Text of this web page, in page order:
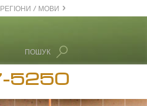
ПОШУК
РЕГІОНИ / МОВИ
5250